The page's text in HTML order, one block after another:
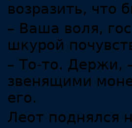
возразить, что
– Ваша воля,
шкурой
– То-то. Держи,
звенящими
его.
Леот поднялся